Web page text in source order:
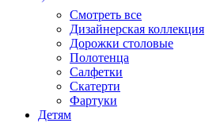
Смотреть все
Дизайнерская коллекция
Дорожки столовые
Полотенца
Салфетки
Скатерти
Фартуки
Детям